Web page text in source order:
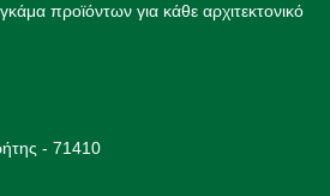
προϊόντων για κάθε αρχιτεκτονικό
- 71410